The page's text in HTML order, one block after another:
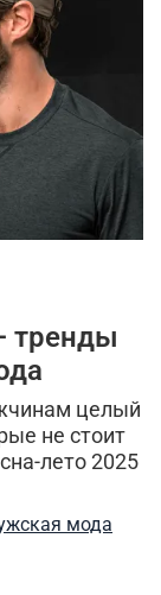
брюки
тренды
целый
не стоит
лето 2025
мода